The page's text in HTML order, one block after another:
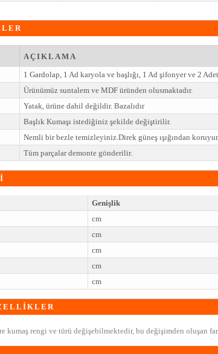
AÇIKLAMA
1 Gardolap, 1 Ad karyola ve başlığı, 1 Ad şifonyer ve 2
Ürünümüz suntalem ve MDF üründen olusmaktadır.
Yatak, ürüne dahil değildir. Bazalıdır
Başlık Kumaşı istediğiniz şekilde değiştirilir.
Nemli bir bezle temizleyiniz.Direk güneş ışığından
Tüm parçalar demonte gönderilir.
Genişlik
cm
cm
cm
cm
cm
kumaş rengi ve türü değişebilmektedir, bu değişimden oluşan